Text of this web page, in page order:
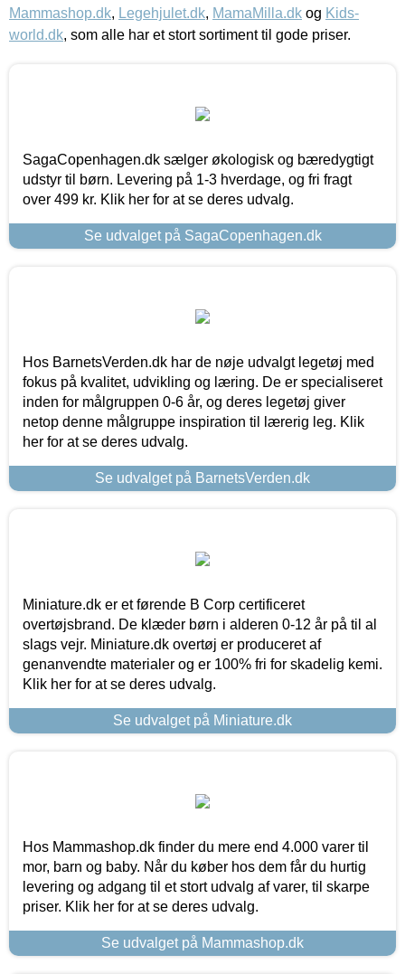
Mammashop.dk, Legehjulet.dk, MamaMilla.dk og Kids-
world.dk, som alle har et stort sortiment til gode priser.
SagaCopenhagen.dk sælger økologisk og bæredygtigt
udstyr til børn. Levering på 1-3 hverdage, og fri fragt
over 499 kr. Klik her for at se deres udvalg.
Se udvalget på SagaCopenhagen.dk
Hos BarnetsVerden.dk har de nøje udvalgt legetøj med
fokus på kvalitet, udvikling og læring. De er specialiseret
inden for målgruppen 0-6 år, og deres legetøj giver
netop denne målgruppe inspiration til lærerig leg. Klik
her for at se deres udvalg.
Se udvalget på BarnetsVerden.dk
Miniature.dk er et førende B Corp certificeret
overtøjsbrand. De klæder børn i alderen 0-12 år på til al
slags vejr. Miniature.dk overtøj er produceret af
genanvendte materialer og er 100% fri for skadelig kemi.
Klik her for at se deres udvalg.
Se udvalget på Miniature.dk
Hos Mammashop.dk finder du mere end 4.000 varer til
mor, barn og baby. Når du køber hos dem får du hurtig
levering og adgang til et stort udvalg af varer, til skarpe
priser. Klik her for at se deres udvalg.
Se udvalget på Mammashop.dk